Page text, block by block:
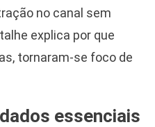
no canal sem
explica por que
tornaram-se foco de
essenciais